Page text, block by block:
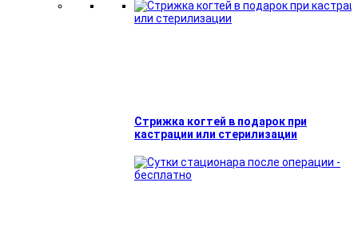
Стрижка когтей в подарок при
кастрации или стерилизации